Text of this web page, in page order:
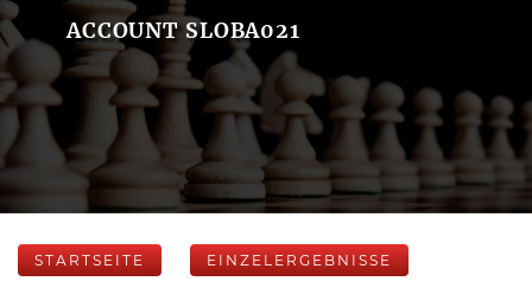
ACCOUNT SLOBA021
STARTSEITE EINZELERGEBNISSE